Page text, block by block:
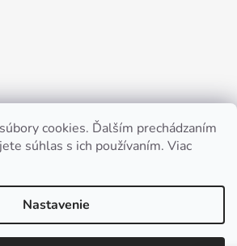
cookies. Ďalším prechádzaním
súhlas s ich používaním. Viac
Nastavenie
Vytvoril Shoptet
. Všetky práva vyhradené.
nastavenie cookies